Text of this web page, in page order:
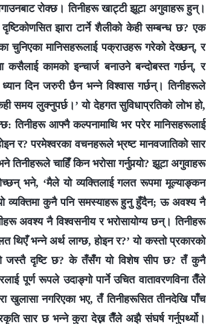
रोक्छ। तिनीहरू खाट्टी झूटा अगुवाहरू हुन्।
झारा टार्ने शैलीको केही सम्बन्ध छ? एक
चुनिएका मानिसहरूलाई पक्राउहरू गरेको देख्छन्, र
कामको इन्चार्ज बनाउने बन्दोबस्त गर्छन्, र
दिन जरुरी छैन भन्‍ने विश्‍वास गर्छन्। तिनीहरूले
समय लुक्‍नुपर्छ।’ यो देहगत सुविधाप्रतिको लोभ हो,
तिनीहरू आफ्नै कल्पनामाथि भर परेर मानिसहरूलाई
र? परमेश्‍वरका वचनहरूले भ्रष्ट मानवजातिको सार
तिनीहरूले चाहिँ किन भरोसा गर्नुपर्‍यो? झूटा अगुवाहरू
भने, ‘मैले यो व्यक्तिलाई गलत रूपमा मूल्याङ्कन
व्यक्तिमा कुनै पनि समस्याहरू हुनु हुँदैन; ऊ अवश्य नै
अवश्य नै विश्‍वसनीय र भरोसायोग्य छन्। तिनीहरू
थिएँ भन्ने अर्थ लाग्‍छ, होइन र?’ यो कस्तो प्रकारको
जस्तै दृष्टि छ? के तँसँग यो विशेष सीप छ? तँ कुनै
पूर्ण रूपले उदाङ्गो पार्ने उचित वातावरणविना तैँले
खुलासा नगरिएका भए, तँ तिनीहरूसित तीनदेखि पाँच
सार छ भन्ने कुरा देख्न तैँले अझै संघर्ष गर्नुपर्थ्यो।